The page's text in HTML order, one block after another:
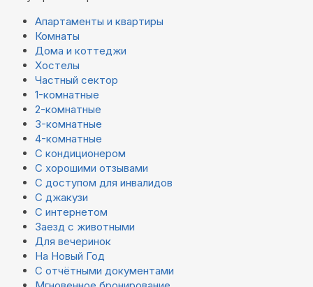
Апартаменты и квартиры
Комнаты
Дома и коттеджи
Хостелы
Частный сектор
1-комнатные
2-комнатные
3-комнатные
4-комнатные
С кондиционером
С хорошими отзывами
С доступом для инвалидов
С джакузи
С интернетом
Заезд с животными
Для вечеринок
На Новый Год
С отчётными документами